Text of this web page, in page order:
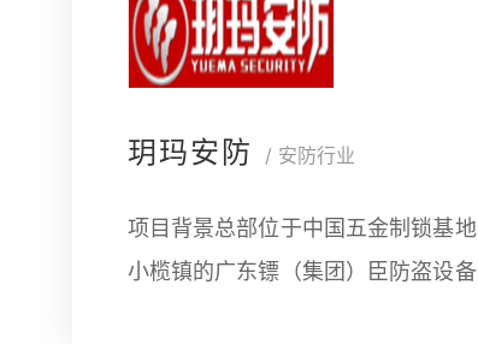
玥玛安防 / 安防行业
项目背景总部位于中国五金制锁基地
小榄镇的广东镖（集团）臣防盗设备